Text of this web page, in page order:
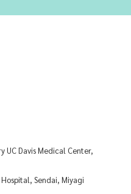
UC Davis Medical Center,
Sendai, Miyagi